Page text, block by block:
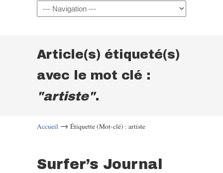
Navigation
Article(s) étiqueté(s)
avec le mot clé :
"artiste".
Accueil → Étiquette (Mot-clé) : artiste
Surfer’s Journal